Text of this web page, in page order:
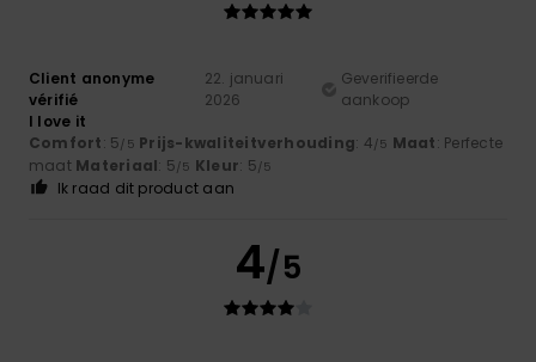
Client anonyme
vérifié
22. januari
2026
Geverifieerde
aankoop
I love it
Comfort: 5/5 Prijs-kwaliteitverhouding: 4/5 Maat: Perfecte
maat Materiaal: 5/5 Kleur: 5/5
Ik raad dit product aan
4/5